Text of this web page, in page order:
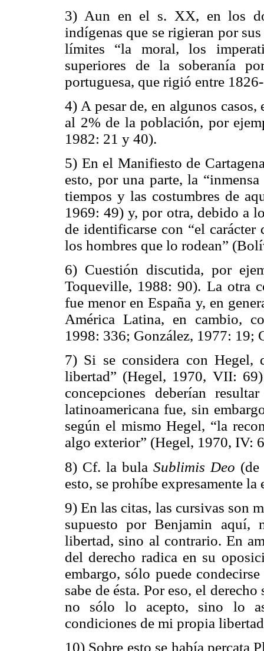
3) Aun en el s. XX, en los
indígenas que se rigieran por
límites “la moral, los
superiores de la soberanía
portuguesa, que rigió entre
4) A pesar de, en algunos
al 2% de la población, por
1982: 21 y 40).
5) En el Manifiesto de
esto, por una parte, la
tiempos y las costumbres de
1969: 49) y, por otra, debido a
de identificarse con “el
los hombres que lo rodean”
6) Cuestión discutida, por
Toqueville, 1988: 90). La otra
fue menor en España y, en
América Latina, en cambio,
1998: 336; González, 1977: 19;
7) Si se considera con
libertad” (Hegel, 1970, VII:
concepciones deberían
latinoamericana fue, sin
según el mismo Hegel, “la
algo exterior” (Hegel, 1970, IV:
8) Cf. la bula Sublimis Deo
esto, se prohíbe expresamente
9) En las citas, las cursivas son
supuesto por Benjamin
libertad, sino al contrario. En
del derecho radica en su
embargo, sólo puede
sabe de ésta. Por eso, el
no sólo lo acepto, sino lo
condiciones de mi propia
10) Sobre esto se había percata